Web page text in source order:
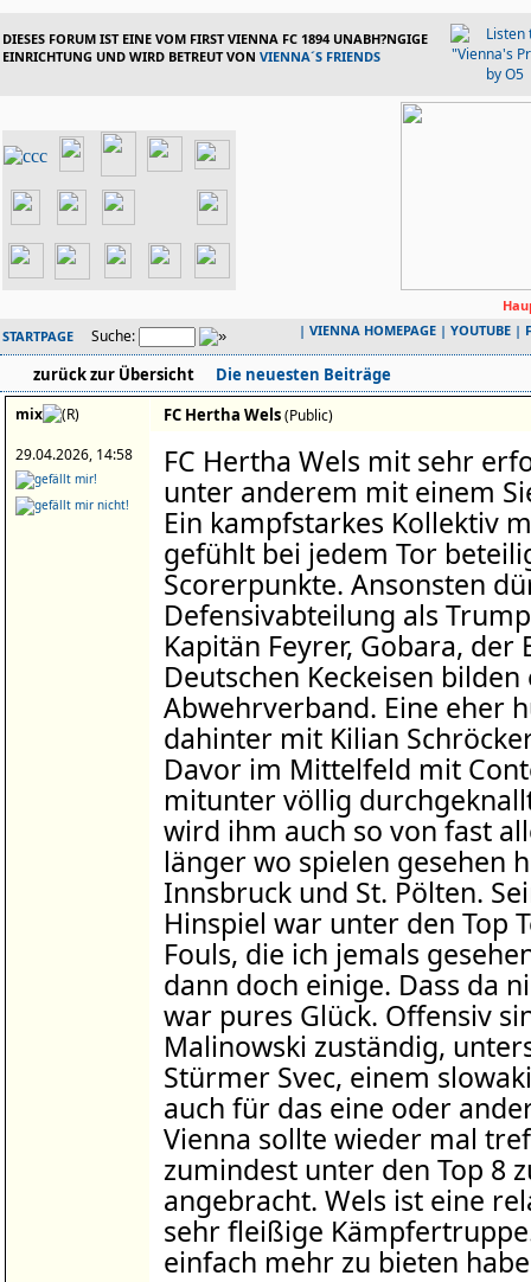
DIESES FORUM IST EINE VOM FIRST VIENNA FC 1894 UNABH?NGIGE
EINRICHTUNG UND WIRD BETREUT VON VIENNA´S FRIENDS
STARTPAGE
Suche: | VIENNA HOMEPAGE | YOUTUBE |
zurück zur Übersicht Die neuesten Beiträge
mix
29.04.2026, 14:58
FC Hertha Wels(Public)
FC Hertha Wels mit sehr
unter anderem mit einem
Ein kampfstarkes Kollektiv
gefühlt bei jedem Tor
Scorerpunkte. Ansonsten
Defensivabteilung als
Kapitän Feyrer, Gobara,
Deutschen Keckeisen
Abwehrverband. Eine eher
dahinter mit Kilian
Davor im Mittelfeld mit
mitunter völlig
wird ihm auch so von fast
länger wo spielen gesehen
Innsbruck und St. Pölten.
Hinspiel war unter den Top
Fouls, die ich jemals
dann doch einige. Dass da
war pures Glück. Offensiv
Malinowski zuständig,
Stürmer Svec, einem
auch für das eine oder
Vienna sollte wieder mal
zumindest unter den Top 8
angebracht. Wels ist eine
sehr fleißige
einfach mehr zu bieten